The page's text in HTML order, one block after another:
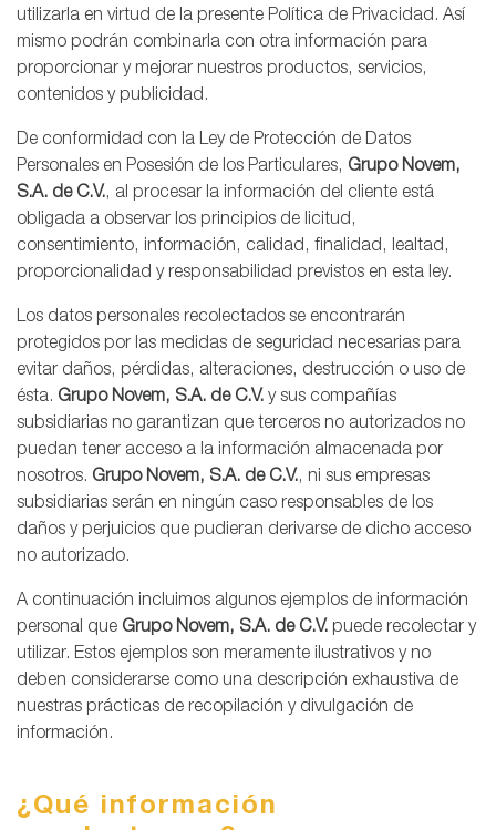
utilizarla en virtud de la presente Política de Privacidad. Así
mismo podrán combinarla con otra información para
proporcionar y mejorar nuestros productos, servicios,
contenidos y publicidad.
De conformidad con la Ley de Protección de Datos
Personales en Posesión de los Particulares, Grupo Novem,
S.A. de C.V., al procesar la información del cliente está
obligada a observar los principios de licitud,
consentimiento, información, calidad, finalidad, lealtad,
proporcionalidad y responsabilidad previstos en esta ley.
Los datos personales recolectados se encontrarán
protegidos por las medidas de seguridad necesarias para
evitar daños, pérdidas, alteraciones, destrucción o uso de
ésta. Grupo Novem, S.A. de C.V. y sus compañías
subsidiarias no garantizan que terceros no autorizados no
puedan tener acceso a la información almacenada por
nosotros. Grupo Novem, S.A. de C.V., ni sus empresas
subsidiarias serán en ningún caso responsables de los
daños y perjuicios que pudieran derivarse de dicho acceso
no autorizado.
A continuación incluimos algunos ejemplos de información
personal que Grupo Novem, S.A. de C.V. puede recolectar y
utilizar. Estos ejemplos son meramente ilustrativos y no
deben considerarse como una descripción exhaustiva de
nuestras prácticas de recopilación y divulgación de
información.
¿Qué información